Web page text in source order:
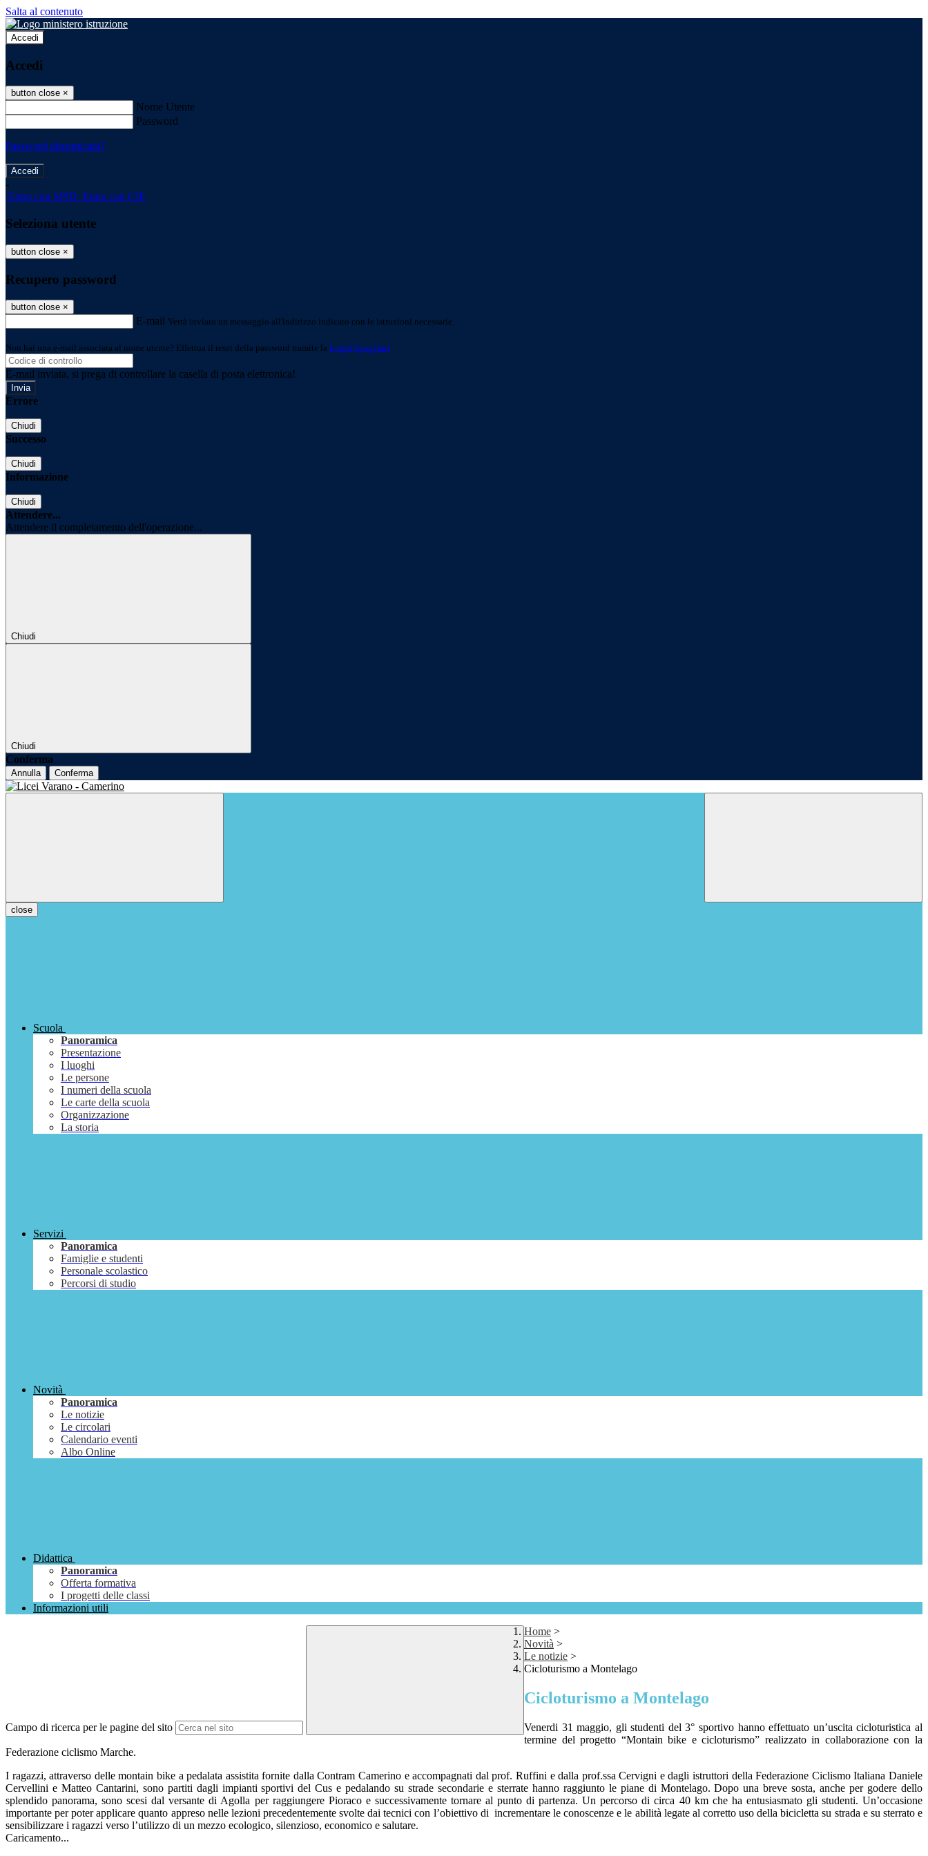
Salta al contenuto
Accedi
Accedi
button close ×
Nome Utente
Password
Password dimenticata?
-
Entra con SPID Entra con CIE
Seleziona utente
button close ×
Recupero password
button close ×
E-mail Verrà inviato un messaggio all'indirizzo indicato con le istruzioni necessarie.
Non hai una e-mail associata al nome utente? Effettua il reset della password tramite la Login Spaggiari
E-mail inviata, si prega di controllare la casella di posta elettronica!
Errore
Chiudi
Successo
Chiudi
Informazione
Chiudi
Attendere...
Attendere il completamento dell'operazione...
Chiudi
Chiudi
Conferma
Annulla Conferma
close
Scuola
Panoramica
Presentazione
I luoghi
Le persone
I numeri della scuola
Le carte della scuola
Organizzazione
La storia
Servizi
Panoramica
Famiglie e studenti
Personale scolastico
Percorsi di studio
Novità
Panoramica
Le notizie
Le circolari
Calendario eventi
Albo Online
Didattica
Panoramica
Offerta formativa
I progetti delle classi
Informazioni utili
Campo di ricerca per le pagine del sito
Home >
Novità >
Le notizie >
Cicloturismo a Montelago
Cicloturismo a Montelago
Venerdi 31 maggio, gli studenti del 3° sportivo hanno effettuato un’uscita cicloturistica al
termine del progetto “Montain bike e cicloturismo” realizzato in collaborazione con la
Federazione ciclismo Marche.
I ragazzi, attraverso delle montain bike a pedalata assistita fornite dalla Contram Camerino e accompagnati dal prof. Ruffini e dalla prof.ssa Cervigni e dagli istruttori della Federazione Ciclismo Italiana Daniele
Cervellini e Matteo Cantarini, sono partiti dagli impianti sportivi del Cus e pedalando su strade secondarie e sterrate hanno raggiunto le piane di Montelago. Dopo una breve sosta, anche per godere dello
splendido panorama, sono scesi dal versante di Agolla per raggiungere Pioraco e successivamente tornare al punto di partenza. Un percorso di circa 40 km che ha entusiasmato gli studenti. Un’occasione
importante per poter applicare quanto appreso nelle lezioni precedentemente svolte dai tecnici con l’obiettivo di incrementare le conoscenze e le abilità legate al corretto uso della bicicletta su strada e su sterrato e
sensibilizzare i ragazzi verso l’utilizzo di un mezzo ecologico, silenzioso, economico e salutare.
Caricamento...